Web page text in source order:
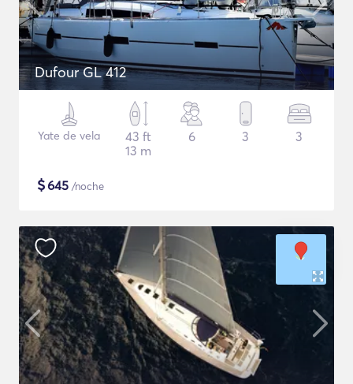
Dufour GL 412
Yate de vela
43 ft
13 m
6 3 3
$645 /noche